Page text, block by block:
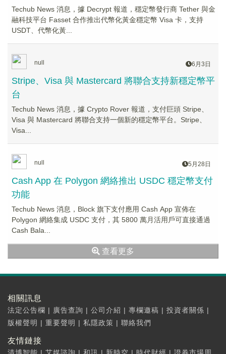
Techub News 消息，據 Decrypt 報道，穩定幣發行商 Tether 與金
融科技平台 Fasset 合作推出代幣化黃金穩定幣 Visa 卡，支持
USDT、代幣化黃...
null 6月3日
Stripe、Visa 與 Mastercard 將聯合支持新穩定幣平
台
Techub News 消息，據 Crypto Rover 報道，支付巨頭 Stripe、
Visa 與 Mastercard 將聯合支持一個新的穩定幣平台。Stripe、
Visa...
null 5月28日
Cash App 在 Polygon 網絡推出 USDC 穩定幣支付
功能
Techub News 消息，Block 旗下支付應用 Cash App 宣佈在
Polygon 網絡集成 USDC 支付，其 5800 萬月活用戶可直接通過
Cash Bala...
查看更多
相關訊息
法定公告欄 | 廣告查詢 | 公司介紹 | 專欄邀稿 | 投資者關係 |
版權聲明 | 重要聲明 | 私隱政策 | 聯絡我們
友情鏈接